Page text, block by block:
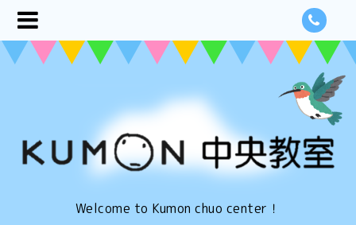
Welcome to Kumon chuo center！